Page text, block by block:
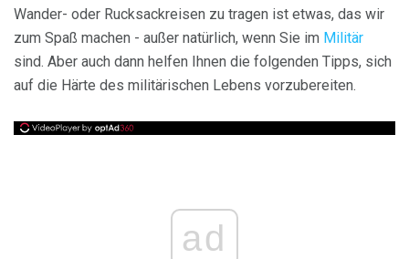
Wander- oder Rucksackreisen zu tragen ist etwas, das wir
zum Spaß machen - außer natürlich, wenn Sie im Militär
sind. Aber auch dann helfen Ihnen die folgenden Tipps, sich
auf die Härte des militärischen Lebens vorzubereiten.
ad